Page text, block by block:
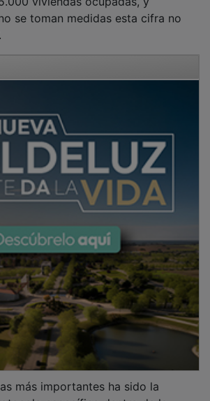
se toman medidas esta cifra no
específico dentro de la